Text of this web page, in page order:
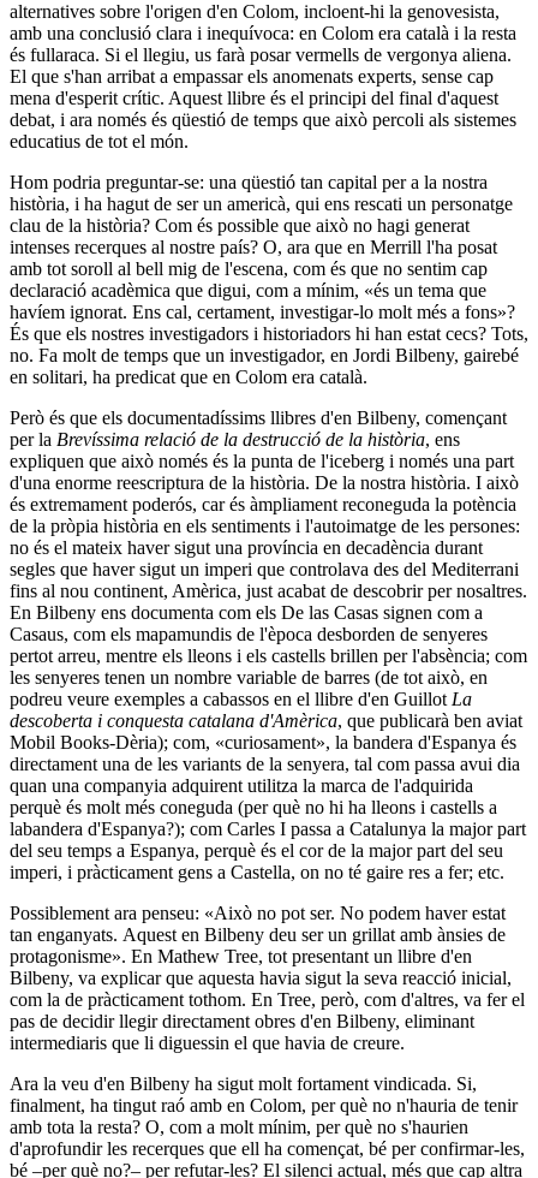
alternatives sobre l'origen d'en Colom, incloent-hi la genovesista,
amb una conclusió clara i inequívoca: en Colom era català i la resta
és fullaraca. Si el llegiu, us farà posar vermells de vergonya aliena.
El que s'han arribat a empassar els anomenats experts, sense cap
mena d'esperit crític. Aquest llibre és el principi del final d'aquest
debat, i ara només és qüestió de temps que això percoli als sistemes
educatius de tot el món.
Hom podria preguntar-se: una qüestió tan capital per a la nostra
història, i ha hagut de ser un americà, qui ens rescati un personatge
clau de la història? Com és possible que això no hagi generat
intenses recerques al nostre país? O, ara que en Merrill l'ha posat
amb tot soroll al bell mig de l'escena, com és que no sentim cap
declaració acadèmica que digui, com a mínim, «és un tema que
havíem ignorat. Ens cal, certament, investigar-lo molt més a fons»?
És que els nostres investigadors i historiadors hi han estat cecs? Tots,
no. Fa molt de temps que un investigador, en Jordi Bilbeny, gairebé
en solitari, ha predicat que en Colom era català.
Però és que els documentadíssims llibres d'en Bilbeny, començant
per la Brevíssima relació de la destrucció de la història, ens
expliquen que això només és la punta de l'iceberg i només una part
d'una enorme reescriptura de la història. De la nostra història. I això
és extremament poderós, car és àmpliament reconeguda la potència
de la pròpia història en els sentiments i l'autoimatge de les persones:
no és el mateix haver sigut una província en decadència durant
segles que haver sigut un imperi que controlava des del Mediterrani
fins al nou continent, Amèrica, just acabat de descobrir per nosaltres.
En Bilbeny ens documenta com els De las Casas signen com a
Casaus, com els mapamundis de l'època desborden de senyeres
pertot arreu, mentre els lleons i els castells brillen per l'absència; com
les senyeres tenen un nombre variable de barres (de tot això, en
podreu veure exemples a cabassos en el llibre d'en Guillot La
descoberta i conquesta catalana d'Amèrica, que publicarà ben aviat
Mobil Books-Dèria); com, «curiosament», la bandera d'Espanya és
directament una de les variants de la senyera, tal com passa avui dia
quan una companyia adquirent utilitza la marca de l'adquirida
perquè és molt més coneguda (per què no hi ha lleons i castells a
labandera d'Espanya?); com Carles I passa a Catalunya la major part
del seu temps a Espanya, perquè és el cor de la major part del seu
imperi, i pràcticament gens a Castella, on no té gaire res a fer; etc.
Possiblement ara penseu: «Això no pot ser. No podem haver estat
tan enganyats. Aquest en Bilbeny deu ser un grillat amb ànsies de
protagonisme». En Mathew Tree, tot presentant un llibre d'en
Bilbeny, va explicar que aquesta havia sigut la seva reacció inicial,
com la de pràcticament tothom. En Tree, però, com d'altres, va fer el
pas de decidir llegir directament obres d'en Bilbeny, eliminant
intermediaris que li diguessin el que havia de creure.
Ara la veu d'en Bilbeny ha sigut molt fortament vindicada. Si,
finalment, ha tingut raó amb en Colom, per què no n'hauria de tenir
amb tota la resta? O, com a molt mínim, per què no s'haurien
d'aprofundir les recerques que ell ha començat, bé per confirmar-les,
bé –per què no?– per refutar-les? El silenci actual, més que cap altra